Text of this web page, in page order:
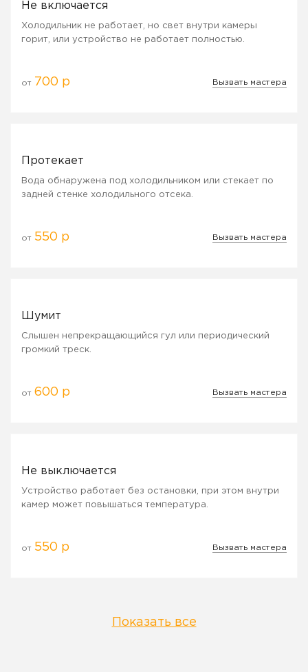
Не включается
Холодильник не работает, но свет внутри камеры
горит, или устройство не работает полностью.
от 700 р Вызвать мастера
Протекает
Вода обнаружена под холодильником или стекает по
задней стенке холодильного отсека.
от 550 р Вызвать мастера
Шумит
Слышен непрекращающийся гул или периодический
громкий треск.
от 600 р Вызвать мастера
Не выключается
Устройство работает без остановки, при этом внутри
камер может повышаться температура.
от 550 р Вызвать мастера
Показать все